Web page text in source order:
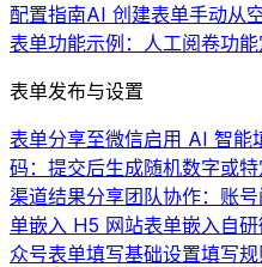
配置指南AI 创建表单手动从
表单功能示例：人工阅卷功
表单发布与设置
表单分享至微信启用 AI 智能
码：提交后生成随机数字或
渠道结果分享团队协作：账
单嵌入 H5 网站表单嵌入自
众号表单填写基础设置填写